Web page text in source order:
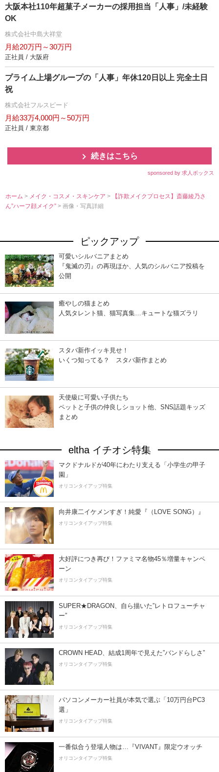
大阪本社110年超菓子メーカーの採用担当「人事」/未経験
OK
株式会社中島大祥堂
月給20万円～30万円
正社員 / 大阪府
プライム上場グループの「人事」年休120日以上 完全土日
祝
株式会社フルスピード
月給33万4,000円～50万円
正社員 / 東京都
続きはこちら
sponsored by 求人ボックス
ホーム > メイク・コスメ・スキンケア>
【詐欺メイクプロセス】斎藤綾乃さ
ん”ハーフ顔メイク”> 画像・写真詳細
ピックアップ
可愛いシルバニアまとめ
『鬼滅の刃』の再現ほか、人気のシルバニア投稿を
公開
癒やしの猫まとめ
人気タレント猫、猫写真集…キュートな猫ズラリ
スタバ新作イッキ見せ！
いくつ知ってる？ スタバ新作まとめ
天使級に可愛い子供たち
ペットと子供の仲良しショット他、SNS話題キッズ
まとめ
eltha イチオシ特集
マクドナルドが40年にわたり支える「小学生の甲子
園」
オリコンタイアップ特集
向井康二イケメンすぎ！純愛『（LOVE SONG）』
オリコンタイアップ特集
大好評につき再び！ファミマ名物45％増量キャンペ
ーン
オリコンタイアップ特集
SUPER★DRAGON、自ら描いた”レトロフューチャ
ー”
オリコンタイアップ特集
CROWN HEAD、結成1周年で見えた”バンドらしさ”
オリコンタイアップ特集
パソコンメーカー社員が本気で選ぶ「10万円台PC3
選」
オリコンタイアップ特集
一番似合う登場人物は…『VIVANT』限定ウオッチ
オリコンタイアップ特集